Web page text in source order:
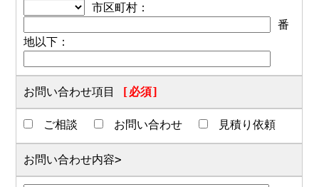
市区町村：
番
地以下：
お問い合わせ項目 [必須]
ご相談 お問い合わせ 見積り依頼
お問い合わせ内容>